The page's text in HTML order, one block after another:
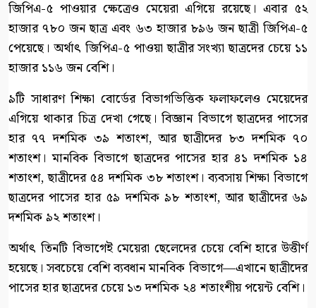
জিপিএ-৫ পাওয়ার ক্ষেত্রেও মেয়েরা এগিয়ে রয়েছে। এবার ৫২
হাজার ৭৮০ জন ছাত্র এবং ৬৩ হাজার ৮৯৬ জন ছাত্রী জিপিএ-৫
পেয়েছে। অর্থাৎ জিপিএ-৫ পাওয়া ছাত্রীর সংখ্যা ছাত্রদের চেয়ে ১১
হাজার ১১৬ জন বেশি।
৯টি সাধারণ শিক্ষা বোর্ডের বিভাগভিত্তিক ফলাফলেও মেয়েদের
এগিয়ে থাকার চিত্র দেখা গেছে। বিজ্ঞান বিভাগে ছাত্রদের পাসের
হার ৭৭ দশমিক ৩৯ শতাংশ, আর ছাত্রীদের ৮৩ দশমিক ৭০
শতাংশ। মানবিক বিভাগে ছাত্রদের পাসের হার ৪১ দশমিক ১৪
শতাংশ, ছাত্রীদের ৫৪ দশমিক ৩৮ শতাংশ। ব্যবসায় শিক্ষা বিভাগে
ছাত্রদের পাসের হার ৫৯ দশমিক ৯৮ শতাংশ, আর ছাত্রীদের ৬৯
দশমিক ৯২ শতাংশ।
অর্থাৎ তিনটি বিভাগেই মেয়েরা ছেলেদের চেয়ে বেশি হারে উত্তীর্ণ
হয়েছে। সবচেয়ে বেশি ব্যবধান মানবিক বিভাগে—এখানে ছাত্রীদের
পাসের হার ছাত্রদের চেয়ে ১৩ দশমিক ২৪ শতাংশীয় পয়েন্ট বেশি।